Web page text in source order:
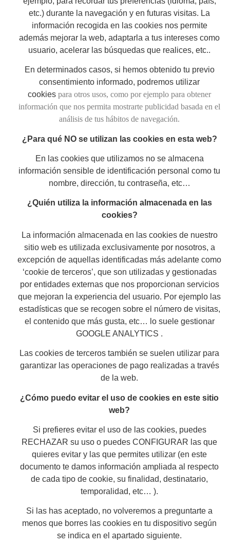
etc.) durante la navegación y en futuras visitas. La
información recogida en las cookies nos permite
además mejorar la web, adaptarla a tus intereses como
usuario, acelerar las búsquedas que realices, etc..
En determinados casos, si hemos obtenido tu previo
consentimiento informado, podremos utilizar
cookies para otros usos, como por ejemplo para obtener
información que nos permita mostrarte publicidad basada en el
análisis de tus hábitos de navegación.
¿Para qué NO se utilizan las cookies en esta web?
En las cookies que utilizamos no se almacena
información sensible de identificación personal como tu
nombre, dirección, tu contraseña, etc…
¿Quién utiliza la información almacenada en las
cookies?
La información almacenada en las cookies de nuestro
sitio web es utilizada exclusivamente por nosotros, a
excepción de aquellas identificadas más adelante como
‘cookie de terceros’, que son utilizadas y gestionadas
por entidades externas que nos proporcionan servicios
que mejoran la experiencia del usuario. Por ejemplo las
estadísticas que se recogen sobre el número de visitas,
el contenido que más gusta, etc… lo suele gestionar
GOOGLE ANALYTICS .
Las cookies de terceros también se suelen utilizar para
garantizar las operaciones de pago realizadas a través
de la web.
¿Cómo puedo evitar el uso de cookies en este sitio
web?
Si prefieres evitar el uso de las cookies, puedes
RECHAZAR su uso o puedes CONFIGURAR las que
quieres evitar y las que permites utilizar (en este
documento te damos información ampliada al respecto
de cada tipo de cookie, su finalidad, destinatario,
temporalidad, etc… ).
Si las has aceptado, no volveremos a preguntarte a
menos que borres las cookies en tu dispositivo según
se indica en el apartado siguiente.